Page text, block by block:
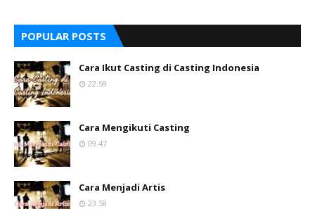
POPULAR POSTS
Cara Ikut Casting di Casting Indonesia
22.59
Cara Mengikuti Casting
09.47
Cara Menjadi Artis
23.58